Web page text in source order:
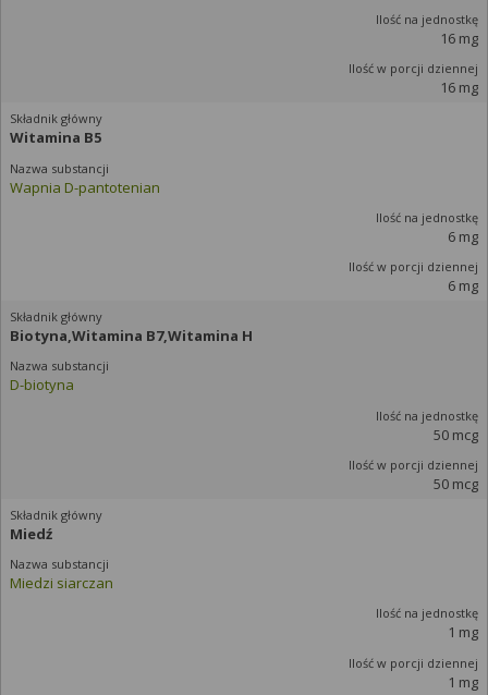
16 mg
16 mg
Witamina B5
Wapnia D-pantotenian
6 mg
6 mg
Biotyna,Witamina B7,Witamina H
D-biotyna
50 mcg
50 mcg
Miedź
Miedzi siarczan
1 mg
1 mg